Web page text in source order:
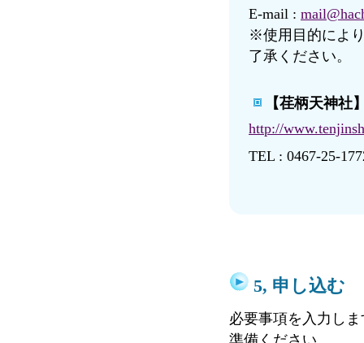
E-mail :
※使用目的によ
了承ください。
【荏柄天神社
http://
TEL : 0467-25-
5, 申し込む
必要事項を入力し